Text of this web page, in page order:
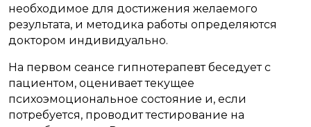
необходимое для достижения желаемого
результата, и методика работы определяются
доктором индивидуально.
На первом сеансе гипнотерапевт беседует с
пациентом, оценивает текущее
психоэмоциональное состояние и, если
потребуется, проводит тестирование на